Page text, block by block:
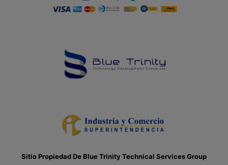
Sitio Propiedad De Blue Trinity Technical Services Group